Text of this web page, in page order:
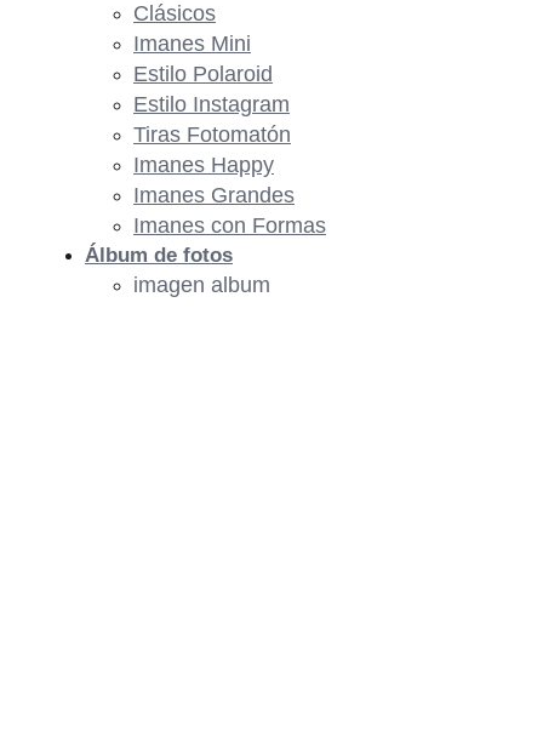
Clásicos
Imanes Mini
Estilo Polaroid
Estilo Instagram
Tiras Fotomatón
Imanes Happy
Imanes Grandes
Imanes con Formas
Álbum de fotos
imagen album